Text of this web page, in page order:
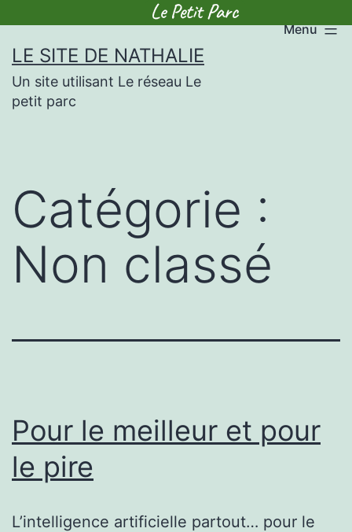
to
content
LE SITE DE NATHALIE
Un site utilisant Le réseau Le
petit parc
Menu
Catégorie :
Non classé
Pour le meilleur et pour
le pire
L’intelligence artificielle partout… pour le